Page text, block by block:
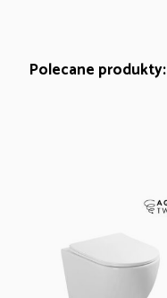
Polecane produkty: